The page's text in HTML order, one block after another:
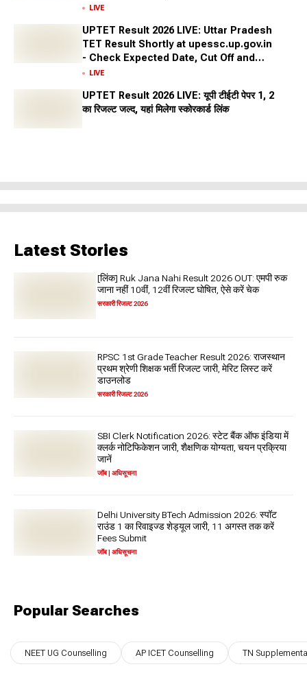
Closures Across States
LIVE
UPTET Result 2026 LIVE: Uttar Pradesh
TET Result Shortly at upessc.up.gov.in
- Check Expected Date, Cut Off and
More
LIVE
UPTET Result 2026 LIVE: यूपी टीईटी पेपर 1, 2
का रिजल्ट जल्द, यहां मिलेगा स्कोरकार्ड लिंक
Latest Stories
[लिंक] Ruk Jana Nahi Result 2026 OUT: एमपी रुक
जाना नहीं 10वीं, 12वीं रिजल्ट घोषित, ऐसे करें चेक
सरकारी रिजल्ट 2026
RPSC 1st Grade Teacher Result 2026: राजस्थान
प्रथम श्रेणी शिक्षक भर्ती रिजल्ट जारी, मेरिट लिस्ट करें
डाउनलोड
सरकारी रिजल्ट 2026
SBI Clerk Notification 2026: स्टेट बैंक ऑफ इंडिया में
क्लर्क नोटिफिकेशन जारी, शैक्षणिक योग्यता, चयन प्रक्रिया
जानें
जॉब | अधिसूचना
Delhi University BTech Admission 2026: स्पॉट
राउंड 1 का रिवाइज्ड शेड्यूल जारी, 11 अगस्त तक करें
Fees Submit
जॉब | अधिसूचना
Popular Searches
NEET UG Counselling AP ICET Counselling TN